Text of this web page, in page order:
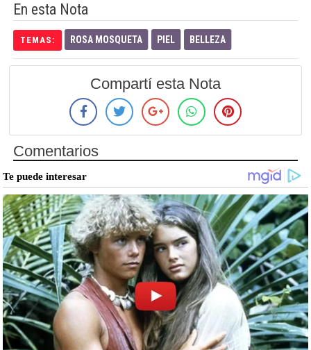
En esta Nota
TEMAS: ROSA MOSQUETA PIEL BELLEZA
Compartí esta Nota
Comentarios